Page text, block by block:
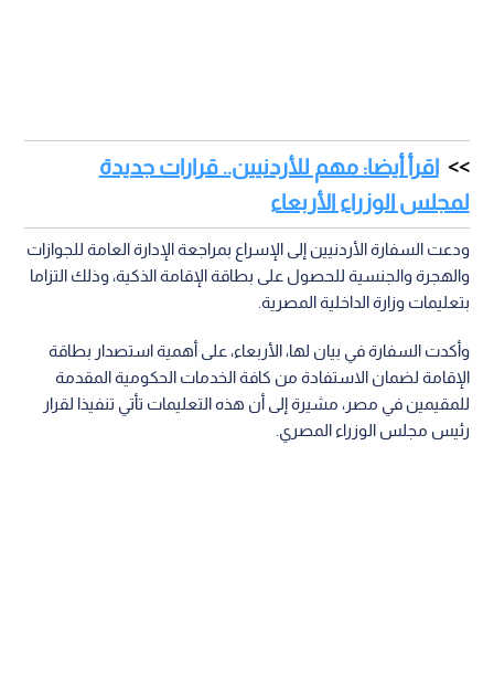
اقرأ أيضا: مهم للأردنيين.. قرارات جديدة
لمجلس الوزراء الأربعاء
ودعت السفارة الأردنيين إلى الإسراع بمراجعة الإدارة العامة للجوازات
والهجرة والجنسية للحصول على بطاقة الإقامة الذكية، وذلك التزاما
بتعليمات وزارة الداخلية المصرية.
وأكدت السفارة في بيان لها، الأربعاء، على أهمية استصدار بطاقة
الإقامة لضمان الاستفادة من كافة الخدمات الحكومية المقدمة
للمقيمين في مصر، مشيرة إلى أن هذه التعليمات تأتي تنفيذا لقرار
رئيس مجلس الوزراء المصري.